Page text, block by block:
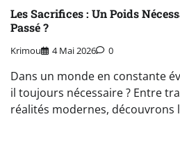
Les Sacrifices : Un Poids
Passé ?
Krimou 4 Mai 2026 0
Dans un monde en constante
il toujours nécessaire ? Entre
réalités modernes, découvrons